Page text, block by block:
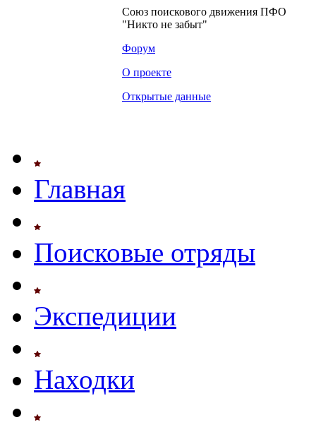
Союз поискового движения ПФО
"Никто не забыт"
Форум
О проекте
Открытые данные
Главная
Поисковые отряды
Экспедиции
Находки